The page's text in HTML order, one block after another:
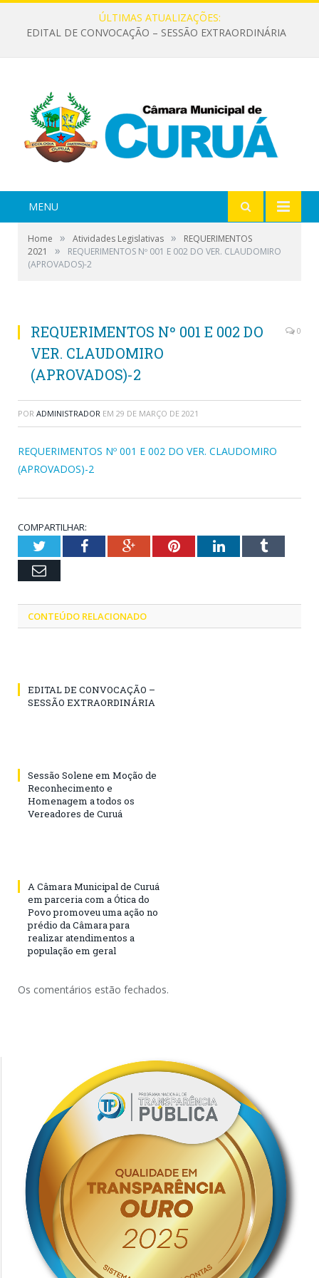
ÚLTIMAS ATUALIZAÇÕES:
EDITAL DE CONVOCAÇÃO – SESSÃO EXTRAORDINÁRIA
MENU
Home » Atividades Legislativas »
REQUERIMENTOS
2021
»
REQUERIMENTOS Nº 001 E 002 DO VER. CLAUDOMIRO
(APROVADOS)-2
REQUERIMENTOS Nº 001 E 002 DO
VER. CLAUDOMIRO
(APROVADOS)-2
0
POR ADMINISTRADOR EM 29 DE MARÇO DE 2021
REQUERIMENTOS Nº 001 E 002 DO VER. CLAUDOMIRO
(APROVADOS)-2
COMPARTILHAR:
TwitterFacebookGoogle+PinterestLinkedInTumblr
Email
CONTEÚDO RELACIONADO
EDITAL DE CONVOCAÇÃO –
SESSÃO EXTRAORDINÁRIA
Sessão Solene em Moção de
Reconhecimento e
Homenagem a todos os
Vereadores de Curuá
A Câmara Municipal de Curuá
em parceria com a Ótica do
Povo promoveu uma ação no
prédio da Câmara para
realizar atendimentos a
população em geral
Os comentários estão fechados.